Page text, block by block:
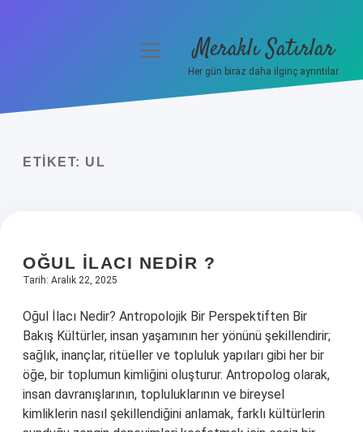
menüyü
Meraklı Satırlar
Her gün biraz daha ilginç ayrıntılar.
ETIKET: UL
OĞUL ILACI NEDIR ?
Tarih: Aralık 22, 2025
Oğul İlacı Nedir? Antropolojik Bir Perspektiften Bir
Bakış Kültürler, insan yaşamının her yönünü şekillendirir;
sağlık, inançlar, ritüeller ve topluluk yapıları gibi her bir
öğe, bir toplumun kimliğini oluşturur. Antropolog olarak,
insan davranışlarının, topluluklarının ve bireysel
kimliklerin nasıl şekillendiğini anlamak, farklı kültürlerin